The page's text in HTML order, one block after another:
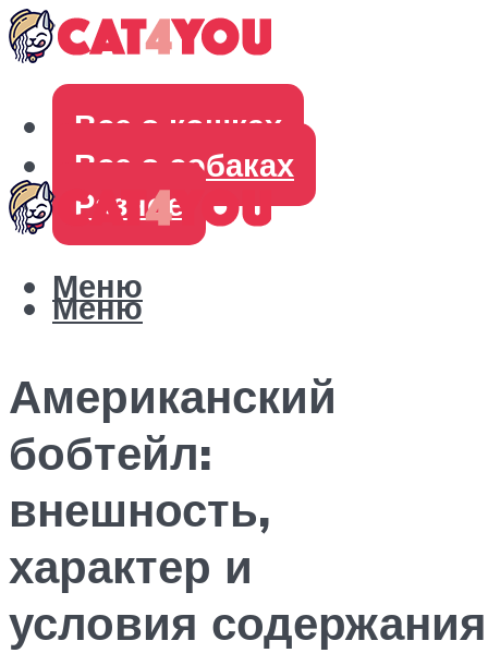
Все о кошках
Все о собаках
Разное
Меню
Меню
Американский
бобтейл:
внешность,
характер и
условия содержания